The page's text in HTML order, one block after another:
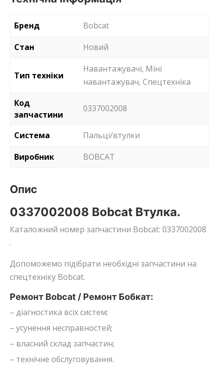
Бренд
Bobcat
Стан
Новий
Тип техніки
Навантажувачі, Міні
навантажувач, Спецтехніка
Код
запчастини
0337002008
Система
Пальці/втулки
Виробник
BOBCAT
Опис
0337002008 Bobcat Втулка.
Каталожний номер запчастини Bobcat: 0337002008
.
Допоможемо підібрати необхідні запчастини на
спецтехніку Bobcat.
Ремонт Bobcat / Ремонт Бобкат:
– діагностика всіх систем;
– усунення несправностей;
– власний склад запчастин;
– технічне обслуговування.